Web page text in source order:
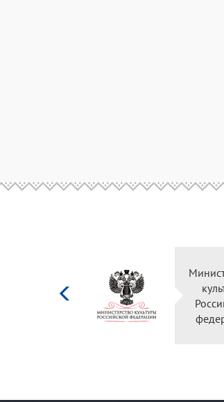
Министерство
культуры
Российской
федерации